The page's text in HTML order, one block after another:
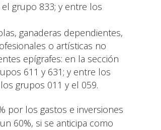
grupo 833; y entre los
ganaderas dependientes,
o artísticas no
epígrafes: en la sección
611 y 631; y entre los
grupos 011 y el 059.
por los gastos e inversiones
60%, si se anticipa como